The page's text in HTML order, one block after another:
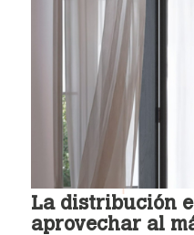
La distribución
aprovechar al